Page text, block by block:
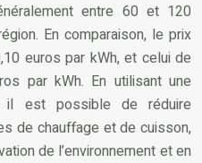
entre 60 et 120
En comparaison, le prix
euros par kWh, et celui de
par kWh. En utilisant une
il est possible de réduire
de chauffage et de cuisson,
de l’environnement et en